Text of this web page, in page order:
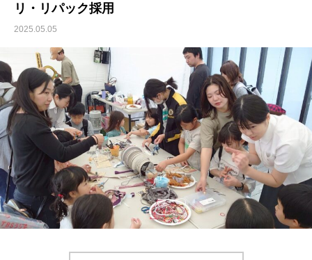
リ・リパック採用
2025.05.05